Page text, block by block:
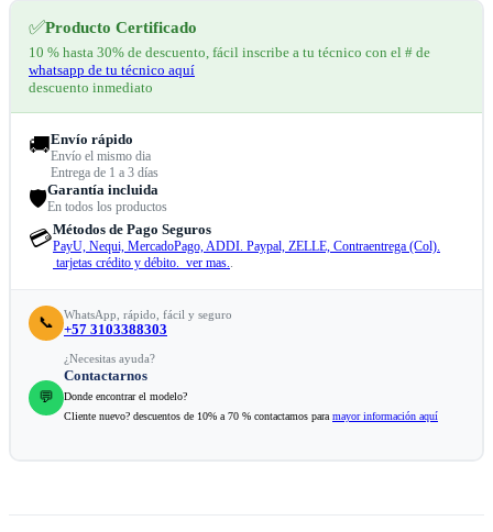
✅Producto Certificado
10 % hasta 30% de descuento, fácil inscribe a tu técnico con el # de
whatsapp de tu técnico aquí
descuento inmediato
🚚Envío rápido
Envío el mismo dia
Entrega de 1 a 3 días
🛡️Garantía incluida
En todos los productos
💳Métodos de Pago Seguros
PayU, Nequi, MercadoPago, ADDI. Paypal, ZELLE, Contraentrega (Col).
tarjetas crédito y débito. ver mas..
📞 WhatsApp, rápido, fácil y seguro
+57 3103388303
💬
¿Necesitas ayuda?
Contactarnos
Donde encontrar el modelo?
Cliente nuevo? descuentos de 10% a 70 % contactamos para mayor información aquí